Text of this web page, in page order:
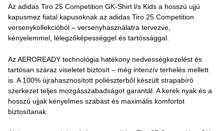
Az adidas Tiro 25 Competition GK-Shirt l/s Kids a hosszú ujjú
kapusmez fiatal kapusoknak az adidas Tiro 25 Competition
versenykollekcióból – versenyhasználatra tervezve,
kényelemmel, lélegzőképességgel és tartóssággal.
Az AEROREADY technológia hatékony nedvességkezelést és
tartósan száraz viseletet biztosít – még intenzív terhelés mellett
is. A 100% újrahasznosított poliészterből készült strapabíró
szerkezet teljes mozgásszabadságot garantál. A kerek nyak és a
hosszú ujjak kényelmes szabást és maximális komfortot
biztosítanak.